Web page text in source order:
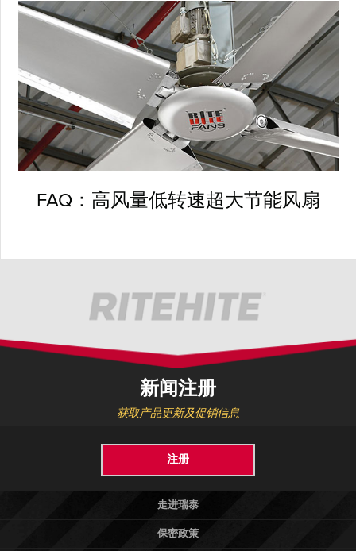
FAQ：高风量低转速超大节能风扇
新闻注册
获取产品更新及促销信息
注册
走进瑞泰
保密政策